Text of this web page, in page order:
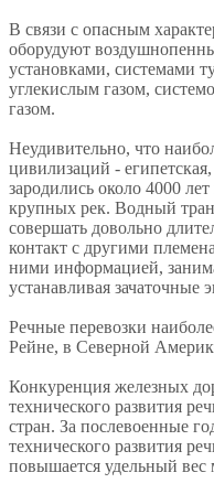
В связи с опасным
оборудуют
установками, системами
углекислым газом,
газом.
Неудивительно, что
цивилизаций -
зародились около 4000
крупных рек. Водный
совершать довольно
контакт с другими
ними информацией,
устанавливая зачаточные
Речные перевозки
Рейне, в Северной
Конкуренция железных
технического развития
стран. За послевоенные
технического развития
повышается удельный вес